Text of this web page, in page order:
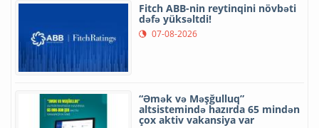
Fitch ABB-nin reytinqini növbəti
dəfə yüksəltdi!
07-08-2026
“Əmək və Məşğulluq”
altsistemində hazırda 65 mindən
çox aktiv vakansiya var